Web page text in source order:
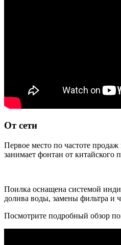
От сети
Первое место по частоте
занимает фонтан от китайского
Поилка оснащена системой
долива воды, замены фильтра и
Посмотрите подробный обзор